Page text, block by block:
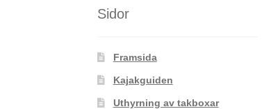
Sidor
Framsida
Kajakguiden
Uthyrning av takboxar